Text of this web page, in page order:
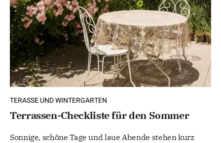
TERASSE UND WINTERGARTEN
Terrassen-Checkliste für den Sommer
Sonnige, schöne Tage und laue Abende stehen kurz